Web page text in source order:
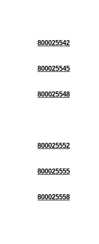
800025542
800025545
800025548
800025552
800025555
800025558